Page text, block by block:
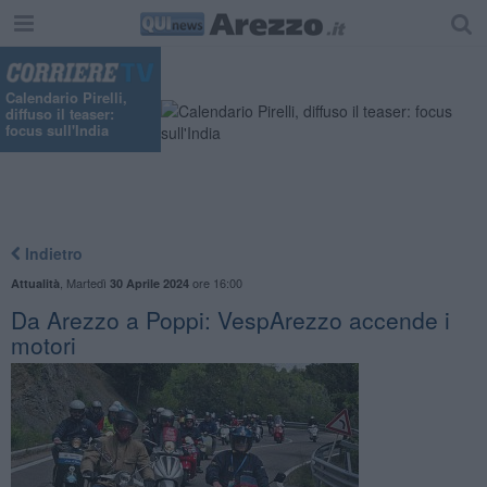
Calendario Pirelli,
diffuso il teaser:
focus sull'India
Indietro
Attualità Martedì 30 Aprile 2024ore 16:00
Da Arezzo a Poppi: VespArezzo accende i
motori